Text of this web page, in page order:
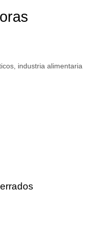
industria alimentaria